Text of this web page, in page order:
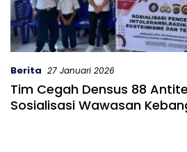
Berita 27 Januari 2026
Tim Cegah Densus 88
Sosialisasi Wawasan